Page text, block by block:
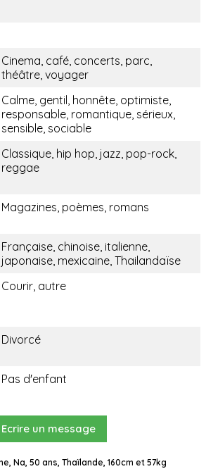
Cinema, café, concerts, parc,
théâtre, voyager
Calme, gentil, honnête, optimiste,
responsable, romantique, sérieux,
sensible, sociable
Classique, hip hop, jazz, pop-rock,
reggae
Magazines, poèmes, romans
Française, chinoise, italienne,
japonaise, mexicaine, Thailandaïse
Courir, autre
Divorcé
Pas d'enfant
Ecrire un message
Na, 50 ans, Thaïlande, 160cm et 57kg